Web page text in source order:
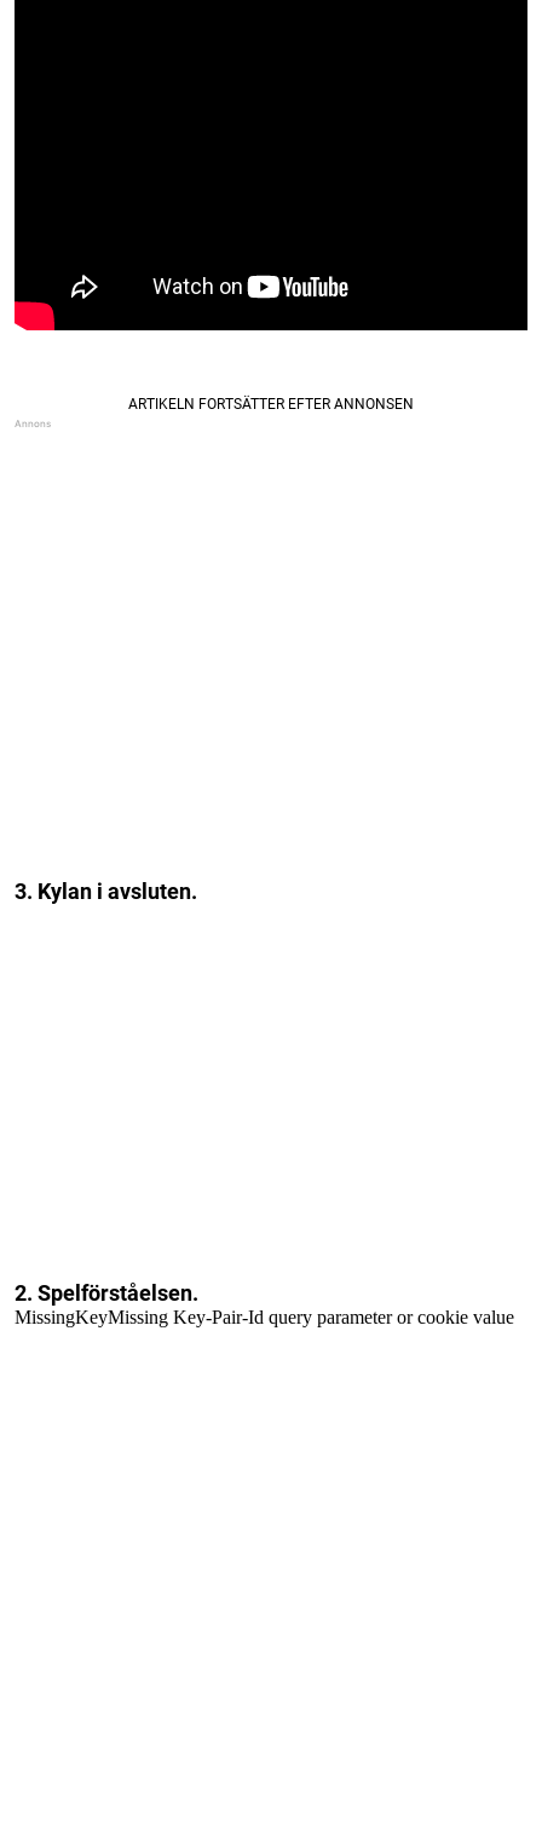
3. Kylan i avsluten.
2. Spelförståelsen.